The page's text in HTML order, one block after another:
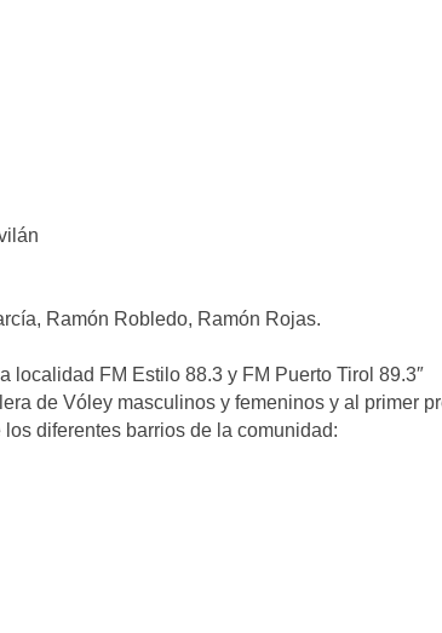
Ramón Robledo, Ramón Rojas.
localidad FM Estilo 88.3 y FM Puerto Tirol 89.3″
de Vóley masculinos y femeninos y al primer
diferentes barrios de la comunidad: